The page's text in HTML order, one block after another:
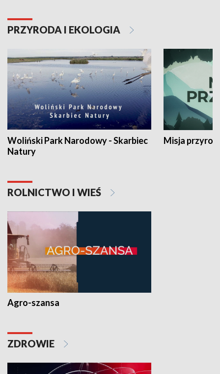
PRZYRODA I EKOLOGIA
Woliński Park Narodowy - Skarbiec
Natury
Misja
ROLNICTWO I WIEŚ
Agro-szansa
ZDROWIE